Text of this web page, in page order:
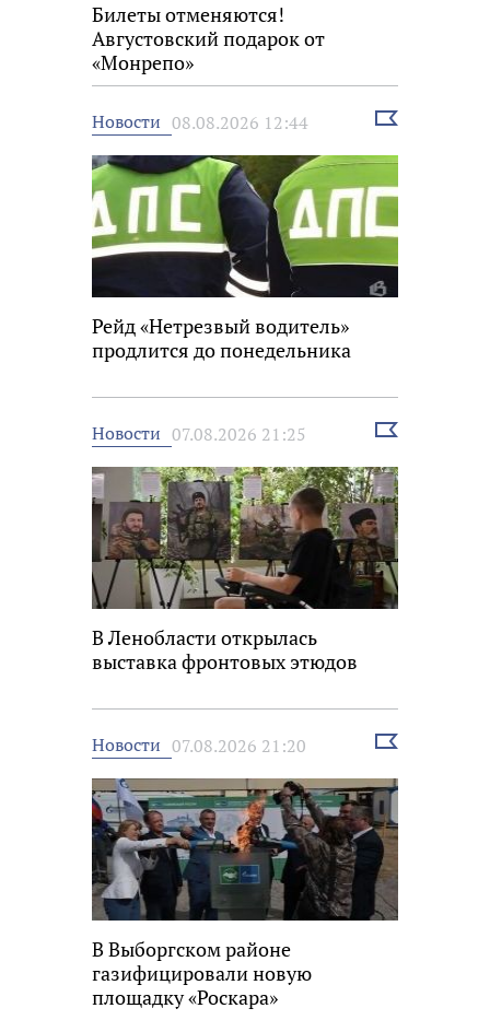
Билеты отменяются!
Августовский подарок от
«Монрепо»
Новости 08.08.2026 12:44
Выбрать
Рейд «Нетрезвый водитель»
продлится до понедельника
Новости 07.08.2026 21:25
Выбрать
В Ленобласти открылась
выставка фронтовых этюдов
Новости 07.08.2026 21:20
Выбрать
В Выборгском районе
газифицировали новую
площадку «Роскара»